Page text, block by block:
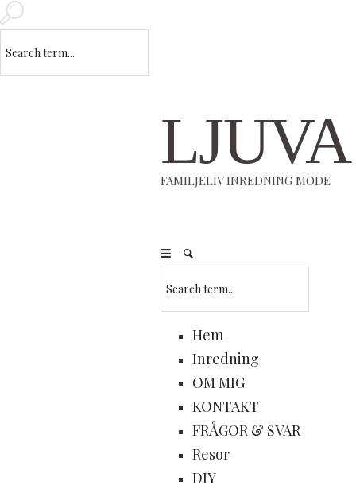
FAMILJELIV INREDNING MODE
Hem
Inredning
OM MIG
KONTAKT
FRÅGOR & SVAR
Resor
DIY